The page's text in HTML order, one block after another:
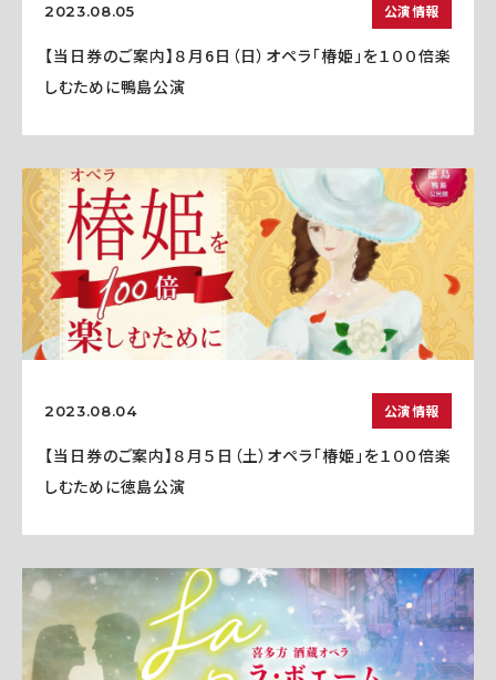
2023.08.05 公演情報
【当日券のご案内】８月6日（日）オペラ「椿姫」を１００倍楽
しむために鴨島公演
2023.08.04 公演情報
【当日券のご案内】８月５日（土）オペラ「椿姫」を１００倍楽
しむために徳島公演